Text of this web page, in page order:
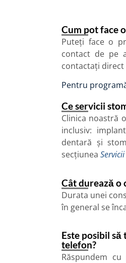
Cum pot face
Puteți face o
contact de pe
contactați
Pentru
Ce servicii
Clinica noastră
inclusiv:
dentară și
secțiunea Servicii
Cât durează o
Durata unei
în general se
Este posibil
telefon?
Răspundem